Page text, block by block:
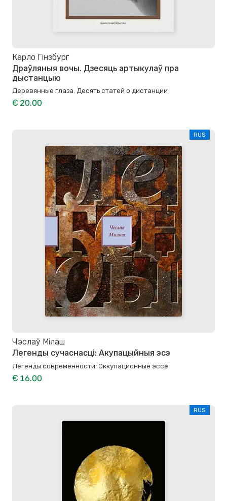
Карло Гінзбург
Драўляныя вочы. Дзесяць артыкулаў пра
дыстанцыю
Деревянные глаза. Десять статей о дистанции
€ 20.00
RUS
Чэслаў Мілаш
Легенды сучаснасці: Акупацыйныя эсэ
Легенды современности: Оккупационные эссе
€ 16.00
RUS